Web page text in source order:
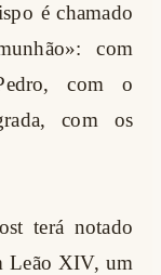
é chamado
com
com o
com os
terá notado
Leão XIV, um